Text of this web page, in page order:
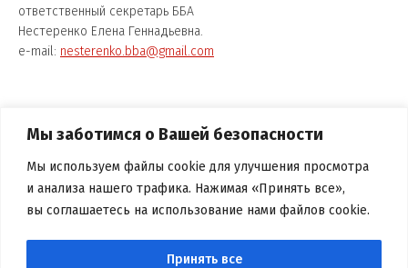
Мы заботимся о Вашей безопасности
Мы используем файлы cookie для улучшения просмотра
и анализа нашего трафика. Нажимая «Принять все»,
вы соглашаетесь на использование нами файлов cookie.
Принять все
ответственный секретарь ББА
Нестеренко Елена Геннадьевна.
e-mail: nesterenko.bba@gmail.com